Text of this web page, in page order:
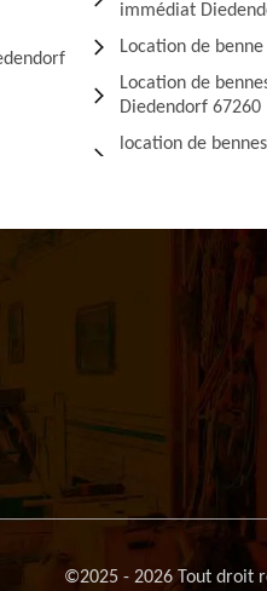
immédiat
Location de
Location de
Diedendorf 67260
location de
©2025 - 2026 Tout droit